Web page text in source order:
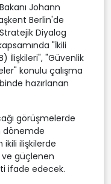
Johann
Berlin'de
Diyalog
"İkili
İlişkileri", "Güvenlik
konulu çalışma
hazırlanan
görüşmelerde
dönemde
ilişkilerde
güçlenen
ifade edecek.